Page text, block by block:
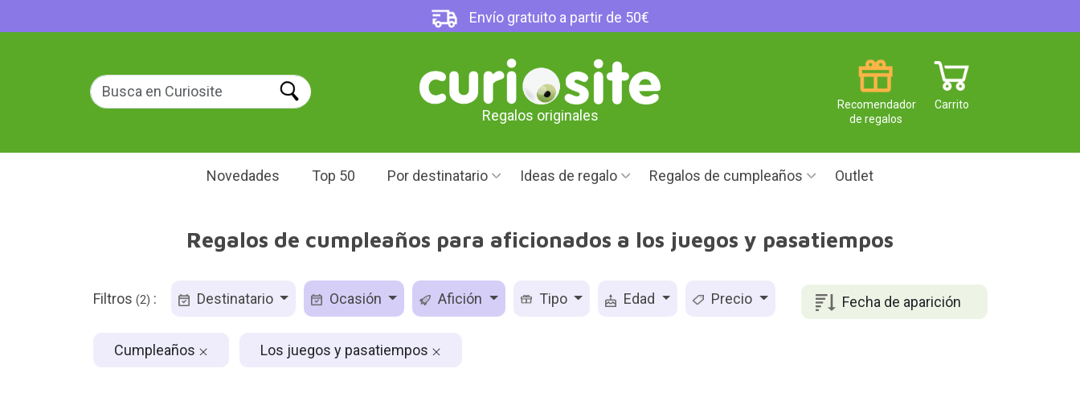
Envío gratuito a partir de 50€
Regalos originales
Carrito
Recomendador
de regalos
Novedades Top 50 Por destinatario Ideas de regalo Regalos de cumpleaños Outlet
Regalos de cumpleaños para aficionados a los juegos y pasatiempos
Fecha de aparición
Filtros (2) : Destinatario Ocasión Afición Tipo Edad Precio
Cumpleaños Los juegos y pasatiempos